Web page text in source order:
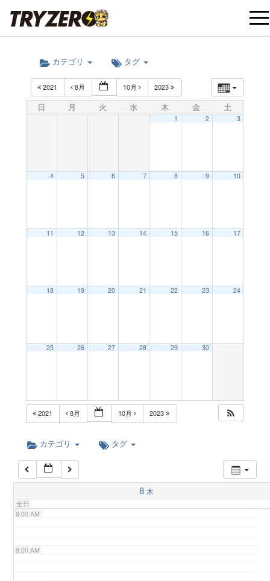
t
i
カテゴリ タグ
2021 8月 10月 2023
日 月 火 水 木 金 土
1 2 3
4 5 6 7 8 9 10
11 12 13 14 15 16 17
18 19 20 21 22 23 24
25 26 27 28 29 30
2021 8月 10月 2023
カテゴリ タグ
8 木
全日
5:00 AM
6:00 AM
7:00 AM
8:00 AM
9:00 AM